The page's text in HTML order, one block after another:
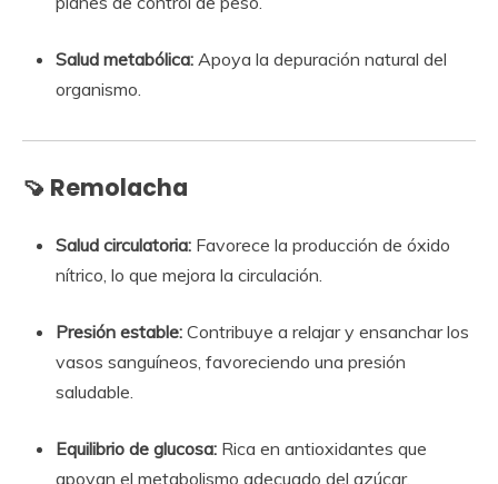
Salud metabólica: Apoya la depuración natural del
organismo.
🍠 Remolacha
Salud circulatoria: Favorece la producción de óxido
nítrico, lo que mejora la circulación.
Presión estable: Contribuye a relajar y ensanchar los
vasos sanguíneos, favoreciendo una presión
saludable.
Equilibrio de glucosa: Rica en antioxidantes que
apoyan el metabolismo adecuado del azúcar.